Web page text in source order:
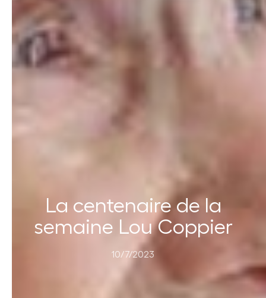
La centenaire de la
semaine Lou Coppier
10/7/2023